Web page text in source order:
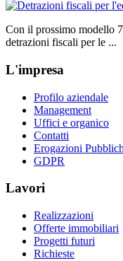
Con il prossimo modello
detrazioni fiscali per le ...
L'impresa
Profilo aziendale
Management
Uffici e organico
Contatti
Erogazioni
GDPR
Lavori
Realizzazioni
Offerte immobiliari
Progetti futuri
Richieste